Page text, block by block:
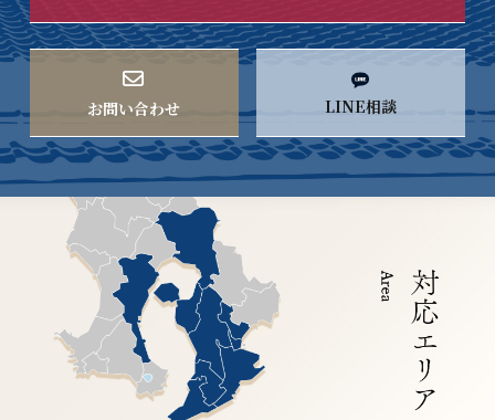
お問い合わせ LINE相談